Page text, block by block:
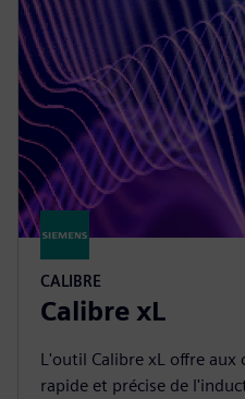
CALIBRE
Calibre xL
L'outil Calibre xL offre
rapide et précise de